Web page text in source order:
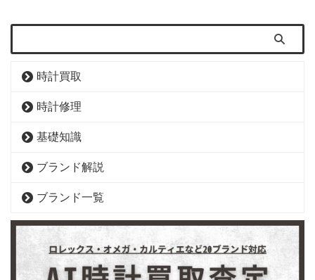
時計買取
時計修理
基礎知識
ブランド解説
ブランド一覧